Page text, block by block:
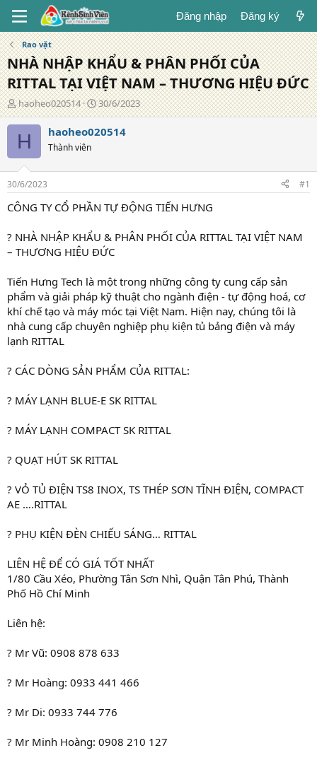
Đăng nhập Đăng ký
Rao vặt
NHÀ NHẬP KHẨU & PHÂN PHỐI CỦA
RITTAL TẠI VIỆT NAM – THƯƠNG HIỆU ĐỨC
T
á
c
g
ả
haoheo020514
N
g
à
g
30/6/2023
H haoheo020514
Thành viên
30/6/2023 #1
CÔNG TY CỔ PHẦN TỰ ĐỘNG TIẾN HƯNG
? NHÀ NHẬP KHẨU & PHÂN PHỐI CỦA RITTAL TẠI VIỆT NAM
– THƯƠNG HIỆU ĐỨC
Tiến Hưng Tech là một trong những công ty cung cấp sản
phẩm và giải pháp kỹ thuật cho ngành điện - tự động hoá, cơ
khí chế tạo và máy móc tại Việt Nam. Hiện nay, chúng tôi là
nhà cung cấp chuyên nghiệp phụ kiện tủ bảng điện và máy
lạnh RITTAL
? CÁC DÒNG SẢN PHẨM CỦA RITTAL:
? MÁY LẠNH BLUE-E SK RITTAL
? MÁY LẠNH COMPACT SK RITTAL
? QUẠT HÚT SK RITTAL
? VỎ TỦ ĐIỆN TS8 INOX, TS THÉP SƠN TĨNH ĐIỆN, COMPACT
AE ….RITTAL
? PHỤ KIỆN ĐÈN CHIẾU SÁNG… RITTAL
LIÊN HỆ ĐỂ CÓ GIÁ TỐT NHẤT
1/80 Cầu Xéo, Phường Tân Sơn Nhì, Quận Tân Phú, Thành
Phố Hồ Chí Minh
Liên hệ:
? Mr Vũ: 0908 878 633
? Mr Hoàng: 0933 441 466
? Mr Di: 0933 744 776
? Mr Minh Hoàng: 0908 210 127